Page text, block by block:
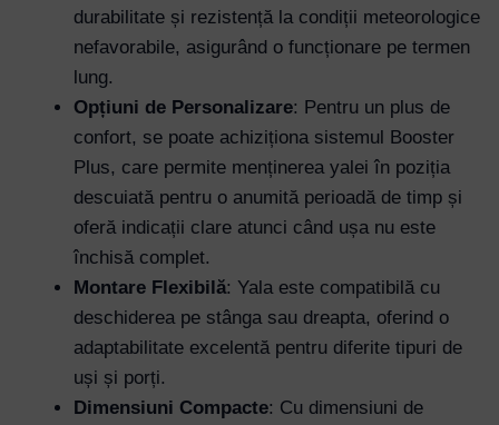
durabilitate și rezistență la condiții meteorologice
nefavorabile, asigurând o funcționare pe termen
lung.
Opțiuni de Personalizare: Pentru un plus de
confort, se poate achiziționa sistemul Booster
Plus, care permite menținerea yalei în poziția
descuiată pentru o anumită perioadă de timp și
oferă indicații clare atunci când ușa nu este
închisă complet.
Montare Flexibilă: Yala este compatibilă cu
deschiderea pe stânga sau dreapta, oferind o
adaptabilitate excelentă pentru diferite tipuri de
uși și porți.
Dimensiuni Compacte: Cu dimensiuni de